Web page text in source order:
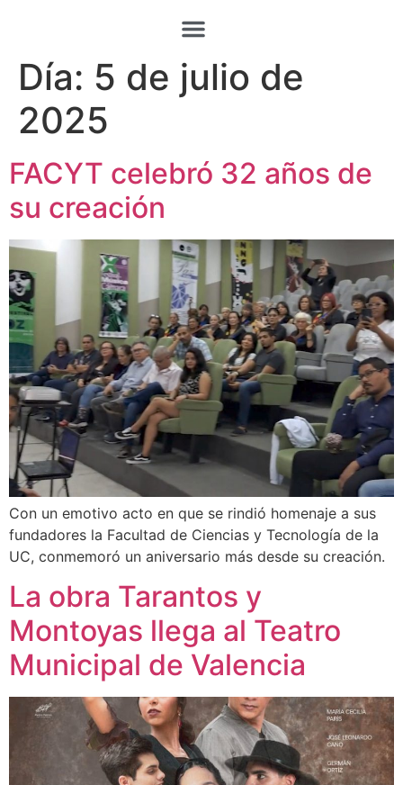
Día: 5 de julio de
2025
FACYT celebró 32 años de
su creación
Con un emotivo acto en que se rindió homenaje a sus
fundadores la Facultad de Ciencias y Tecnología de la
UC, conmemoró un aniversario más desde su creación.
La obra Tarantos y
Montoyas llega al Teatro
Municipal de Valencia